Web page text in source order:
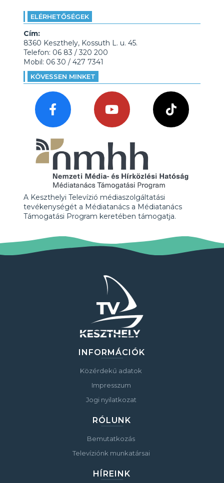
ELÉRHETŐSÉGEK
Cím:
8360 Keszthely, Kossuth L. u. 45.
Telefon: 06 83 / 320 200
Mobil: 06 30 / 427 7341
KÖVESSEN MINKET
A Keszthelyi Televízió médiaszolgáltatási
tevékenységét a Médiatanács a Médiatanács
Támogatási Program keretében támogatja.
INFORMÁCIÓK
Közérdekű adatok
Impresszum
Jogi nyilatkozat
RÓLUNK
Bemutatkozás
Televíziónk munkatársai
HÍREINK